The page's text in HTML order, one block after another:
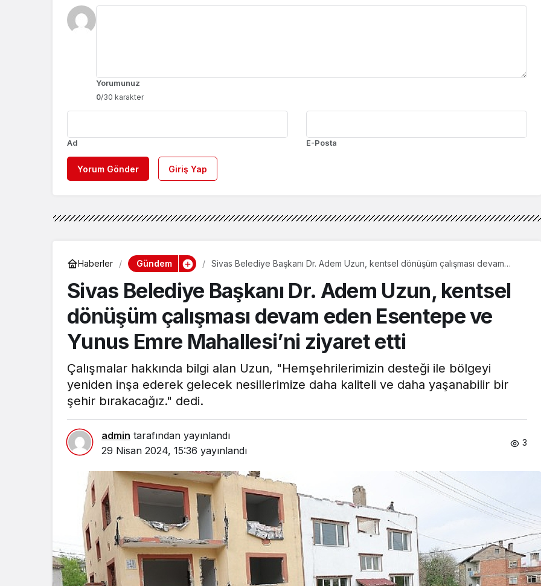
Yorumunuz
0/30 karakter
Ad E-Posta
Yorum Gönder Giriş Yap
Haberler Gündem
Sivas Belediye Başkanı Dr. Adem Uzun, kentsel dönüşüm çalışması devam
Sivas Belediye Başkanı Dr. Adem Uzun, kentsel
dönüşüm çalışması devam eden Esentepe ve
Yunus Emre Mahallesi’ni ziyaret etti
Çalışmalar hakkında bilgi alan Uzun, "Hemşehrilerimizin desteği ile bölgeyi
yeniden inşa ederek gelecek nesillerimize daha kaliteli ve daha yaşanabilir bir
şehir bırakacağız." dedi.
admin tarafından yayınlandı
29 Nisan 2024, 15:36 yayınlandı
3